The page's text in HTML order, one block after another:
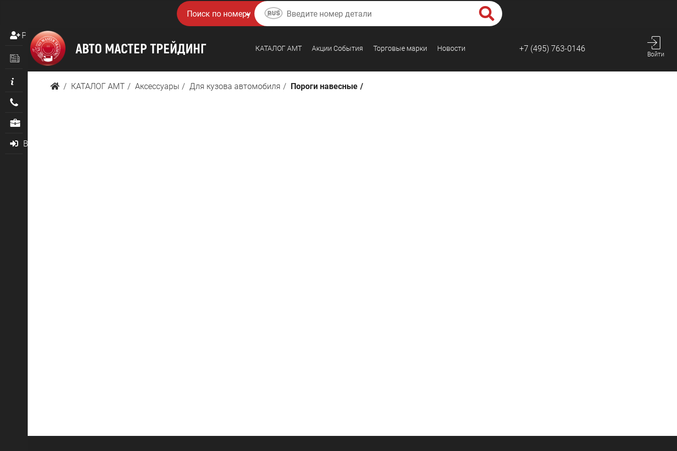
КАТАЛОГ AMТ Акции События Торговые марки Новости +7 (495) 763-0146
Войти
Регистрация
Новости
Информация
Войти
КАТАЛОГ AMТ Аксессуары Для кузова автомобиля Пороги навесные